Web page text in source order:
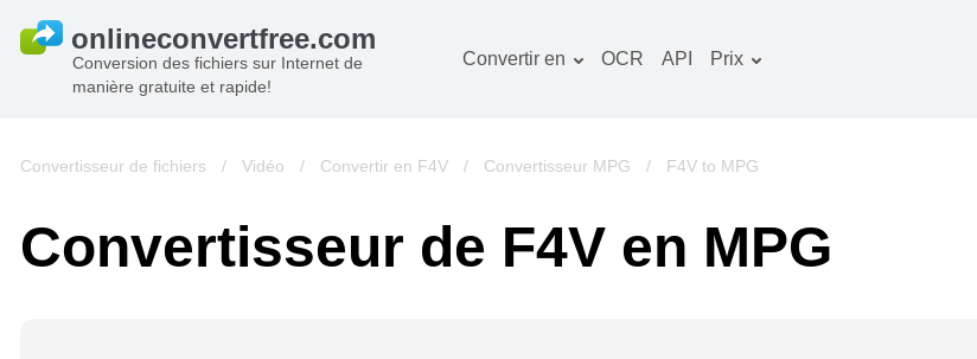
Conversion des fichiers sur Internet de
manière gratuite et rapide!
Convertir en
Image convertisseur
Livres convertisseur
OCR API Prix
Convertisseur de fichiers / Vidéo / Convertir en F4V / Convertisseur MPG / F4V to MPG
Convertisseur de F4V en MPG